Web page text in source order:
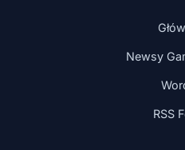
Newsy
RSS